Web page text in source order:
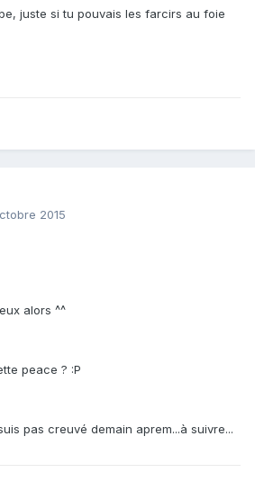
juste si tu pouvais les farcirs au foie
2015
alors ^^
peace ? :P
pas creuvé demain aprem...à suivre...